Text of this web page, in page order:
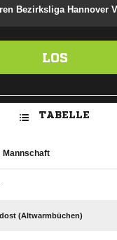
Bezirksliga Hannover
LOS
TABELLE
Mannschaft
(Altwarmbüchen)